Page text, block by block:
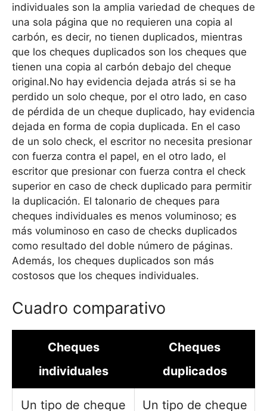
individuales son la amplia variedad de cheques de
una sola página que no requieren una copia al
carbón, es decir, no tienen duplicados, mientras
que los cheques duplicados son los cheques que
tienen una copia al carbón debajo del cheque
original.No hay evidencia dejada atrás si se ha
perdido un solo cheque, por el otro lado, en caso
de pérdida de un cheque duplicado, hay evidencia
dejada en forma de copia duplicada. En el caso
de un solo check, el escritor no necesita presionar
con fuerza contra el papel, en el otro lado, el
escritor que presionar con fuerza contra el check
superior en caso de check duplicado para permitir
la duplicación. El talonario de cheques para
cheques individuales es menos voluminoso; es
más voluminoso en caso de checks duplicados
como resultado del doble número de páginas.
Además, los cheques duplicados son más
costosos que los cheques individuales.
Cuadro comparativo
Cheques
individuales
Cheques
duplicados
Un tipo de cheque Un tipo de cheque